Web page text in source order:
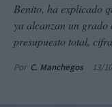
Benito, ha explicado
ya alcanzan un
presupuesto total,
Por C. Manchegos 13/